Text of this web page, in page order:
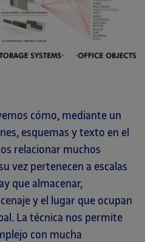
cómo, mediante un
esquemas y texto en el
relacionar muchos
vez pertenecen a escalas
que almacenar,
y el lugar que ocupan
La técnica nos permite
con mucha